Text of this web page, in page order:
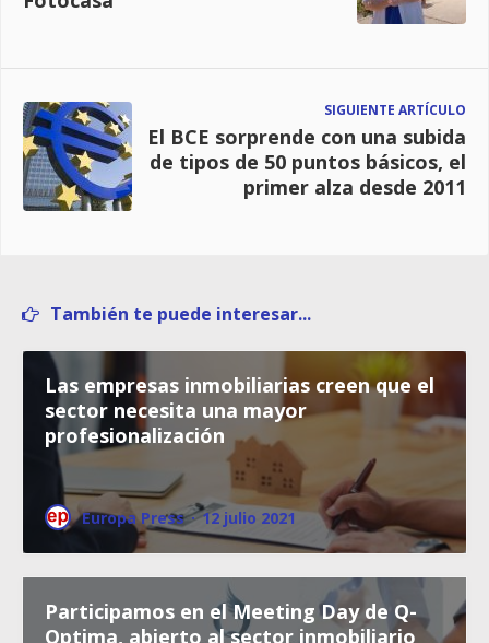
SIGUIENTE ARTÍCULO
El BCE sorprende con una subida
de tipos de 50 puntos básicos, el
primer alza desde 2011
También te puede interesar...
Las empresas inmobiliarias creen que el
sector necesita una mayor
profesionalización
Europa Press · 12 julio 2021
Participamos en el Meeting Day de Q-
Optima, abierto al sector inmobiliario